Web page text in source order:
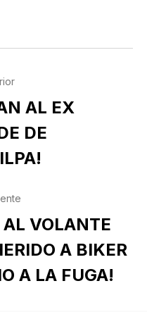
AL EX
DE
AL VOLANTE
A BIKER
A LA FUGA!